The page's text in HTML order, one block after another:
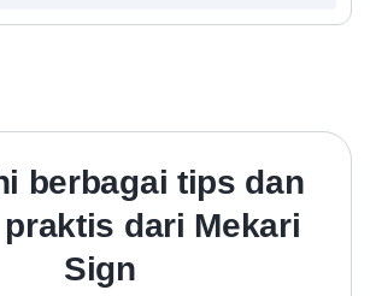
berbagai tips dan
dari Mekari
Sign